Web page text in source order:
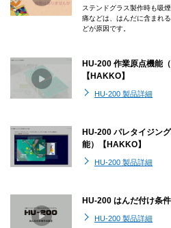
ステンドグラス製作時も吸
痛などは、はんだに含まれ
どが原因です。
HU-200 作業原点機能
【HAKKO】
HU-200 製品詳細
HU-200 パレタイジン
能）【HAKKO】
HU-200 製品詳細
HU-200 はんだ付け条
HU-200 製品詳細